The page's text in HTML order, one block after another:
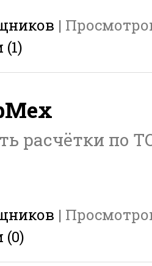
|
расчётки по
|
(0)